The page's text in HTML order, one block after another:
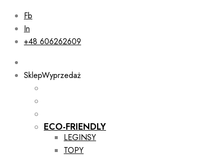
Fb
In
+48 606262609
SklepWyprzedaż
ECO-FRIENDLY
LEGINSY
TOPY